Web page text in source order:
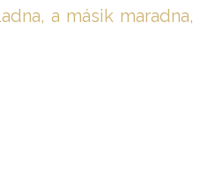
a másik maradna,